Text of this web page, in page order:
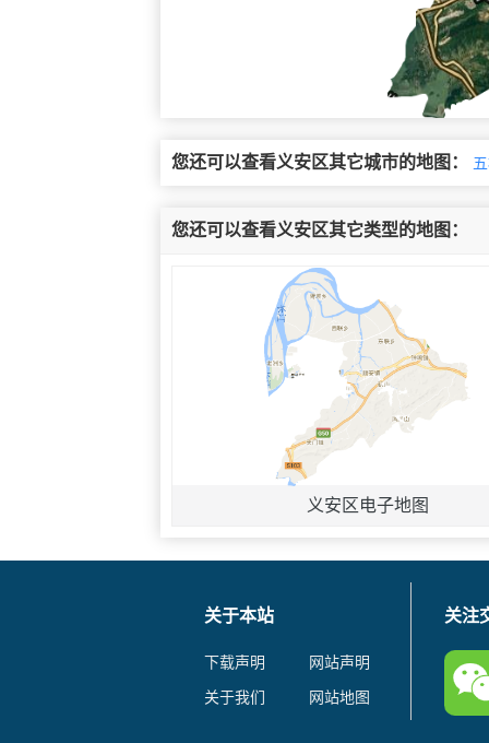
您还可以查看义安区其它城市的地图：
您还可以查看义安区其它类型的地图：
义安区电子地图
关于本站
下载声明
网站声明
关于我们
网站地图
关注